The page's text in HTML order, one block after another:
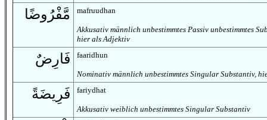
مَّفْرُوضًا mafruudhan
Akkusativ männlich unbestimmtes Passiv unbestimmtes
hier als Adjektiv
فَارِضٌ faaridhun
Nominativ männlich unbestimmtes Singular Substantiv,
فَرِيضَةً fariydhat
Akkusativ weiblich unbestimmtes Singular Substantiv